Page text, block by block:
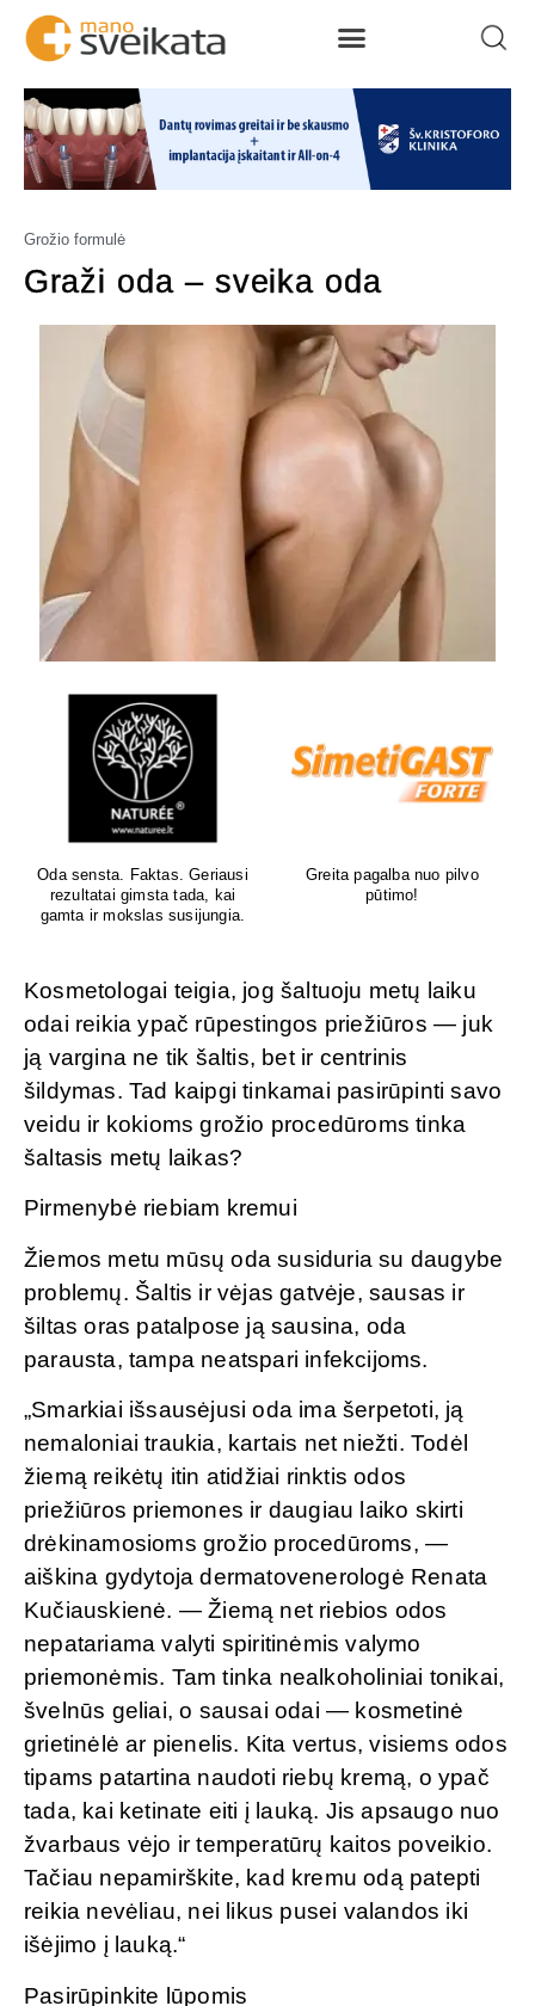
Grožio formulė
Graži oda – sveika oda
Oda sensta. Faktas. Geriausi
rezultatai gimsta tada, kai
gamta ir mokslas susijungia.
Greita pagalba nuo pilvo
pūtimo!
Kosmetologai teigia, jog šaltuoju metų laiku
odai reikia ypač rūpestingos priežiūros — juk
ją vargina ne tik šaltis, bet ir centrinis
šildymas. Tad kaipgi tinkamai pasirūpinti savo
veidu ir kokioms grožio procedūroms tinka
šaltasis metų laikas?
Pirmenybė riebiam kremui
Žiemos metu mūsų oda susiduria su daugybe
problemų. Šaltis ir vėjas gatvėje, sausas ir
šiltas oras patalpose ją sausina, oda
parausta, tampa neatspari infekcijoms.
„Smarkiai išsausėjusi oda ima šerpetoti, ją
nemaloniai traukia, kartais net niežti. Todėl
žiemą reikėtų itin atidžiai rinktis odos
priežiūros priemones ir daugiau laiko skirti
drėkinamosioms grožio procedūroms, —
aiškina gydytoja dermatovenerologė Renata
Kučiauskienė. — Žiemą net riebios odos
nepatariama valyti spiritinėmis valymo
priemonėmis. Tam tinka nealkoholiniai tonikai,
švelnūs geliai, o sausai odai — kosmetinė
grietinėlė ar pienelis. Kita vertus, visiems odos
tipams patartina naudoti riebų kremą, o ypač
tada, kai ketinate eiti į lauką. Jis apsaugo nuo
žvarbaus vėjo ir temperatūrų kaitos poveikio.
Tačiau nepamirškite, kad kremu odą patepti
reikia nevėliau, nei likus pusei valandos iki
išėjimo į lauką.“
Pasirūpinkite lūpomis